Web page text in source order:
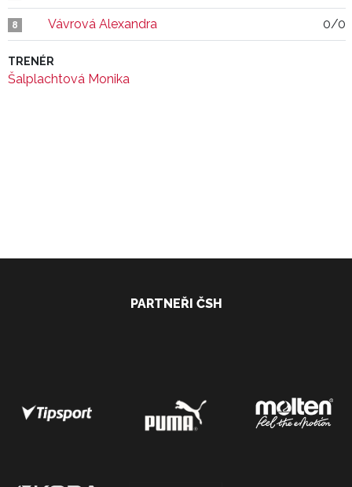
8 Vávrová Alexandra 0/0
TRENÉR
Šalplachtová Monika
PARTNEŘI ČSH